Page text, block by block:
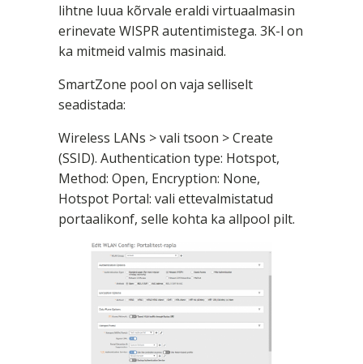
lihtne luua kõrvale eraldi virtuaalmasin
erinevate WISPR autentimistega. 3K-l on
ka mitmeid valmis masinaid.
SmartZone pool on vaja selliselt
seadistada:
Wireless LANs > vali tsoon > Create
(SSID). Authentication type: Hotspot,
Method: Open, Encryption: None,
Hotspot Portal: vali ettevalmistatud
portaalikonf, selle kohta ka allpool pilt.